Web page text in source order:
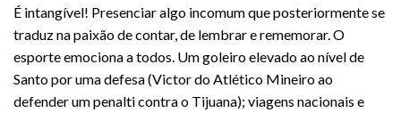
É intangível! Presenciar algo incomum que posteriormente se
traduz na paixão de contar, de lembrar e rememorar. O
esporte emociona a todos. Um goleiro elevado ao nível de
Santo por uma defesa (Victor do Atlético Mineiro ao
defender um penalti contra o Tijuana); viagens nacionais e